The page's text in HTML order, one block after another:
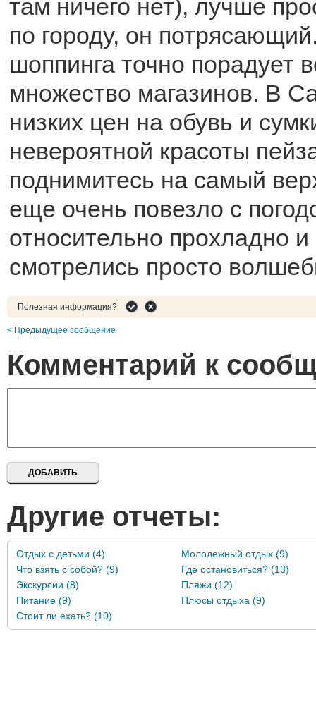
там ничего нет), лучше
по городу, он
шоппинга точно порадует
множество магазинов. В
низких цен на обувь и
невероятной красоты
поднимитесь на самый
еще очень повезло с
относительно прохладно
смотрелись просто
Полезная информация?
< Предыдущее сообщение
Комментарий к
Другие отчеты:
Отдых с детьми (4)
Молодежный отдых (9)
Что взять с собой? (9)
Где остановиться? (13)
Экскурсии (8)
Пляжи (12)
Питание (9)
Плюсы отдыха (9)
Стоит ли ехать? (10)